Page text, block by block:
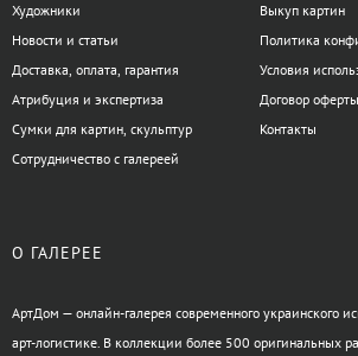
Художники
Новости и статьи
Доставка, оплата, гарантия
Атрибуция и экспертиза
Сумки для картин, скульптур
Сотрудничество с галереей
Выкуп картин
Политика
Условия
Договор оферты
Контакты
О ГАЛЕРЕЕ
АртДом — онлайн-галерея современного украинского
арт-логистике. В коллекции более 500 оригинальных